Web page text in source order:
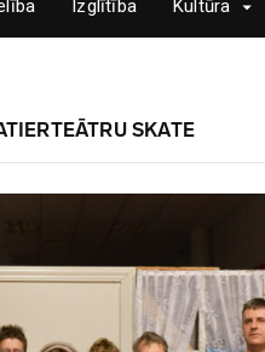
Izglītība Kultūra
SKATE